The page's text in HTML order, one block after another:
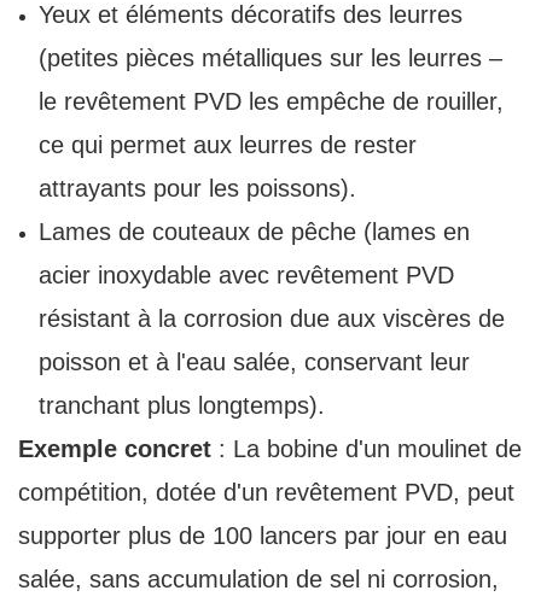
Yeux et éléments décoratifs des leurres
(petites pièces métalliques sur les leurres –
le revêtement PVD les empêche de rouiller,
ce qui permet aux leurres de rester
attrayants pour les poissons).
Lames de couteaux de pêche (lames en
acier inoxydable avec revêtement PVD
résistant à la corrosion due aux viscères de
poisson et à l'eau salée, conservant leur
tranchant plus longtemps).
Exemple concret : La bobine d'un moulinet de
compétition, dotée d'un revêtement PVD, peut
supporter plus de 100 lancers par jour en eau
salée, sans accumulation de sel ni corrosion,